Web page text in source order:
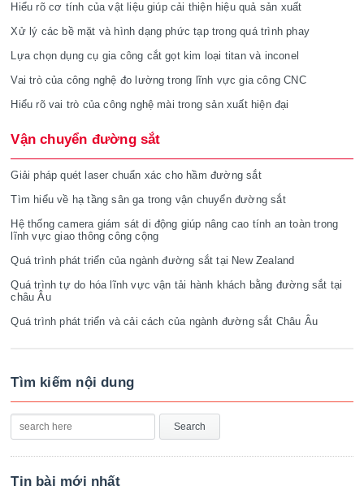
Hiểu rõ cơ tính của vật liệu giúp cải thiện hiệu quả sản xuất
Xử lý các bề mặt và hình dạng phức tạp trong quá trình phay
Lựa chọn dụng cụ gia công cắt gọt kim loại titan và inconel
Vai trò của công nghệ đo lường trong lĩnh vực gia công CNC
Hiểu rõ vai trò của công nghệ mài trong sản xuất hiện đại
Vận chuyển đường sắt
Giải pháp quét laser chuẩn xác cho hầm đường sắt
Tìm hiểu về hạ tầng sân ga trong vận chuyển đường sắt
Hệ thống camera giám sát di động giúp nâng cao tính an toàn trong
lĩnh vực giao thông công cộng
Quá trình phát triển của ngành đường sắt tại New Zealand
Quá trình tự do hóa lĩnh vực vận tải hành khách bằng đường sắt tại
châu Âu
Quá trình phát triển và cải cách của ngành đường sắt Châu Âu
Tìm kiếm nội dung
Tin bài mới nhất